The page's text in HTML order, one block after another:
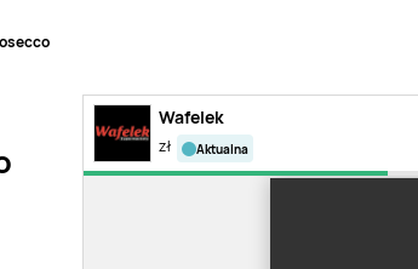
Wafelek
zł aktualna